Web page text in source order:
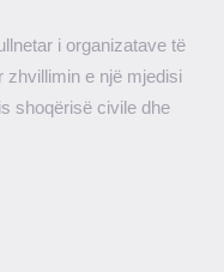
i organizatave të
zhvillimin e një mjedisi
shoqërisë civile dhe